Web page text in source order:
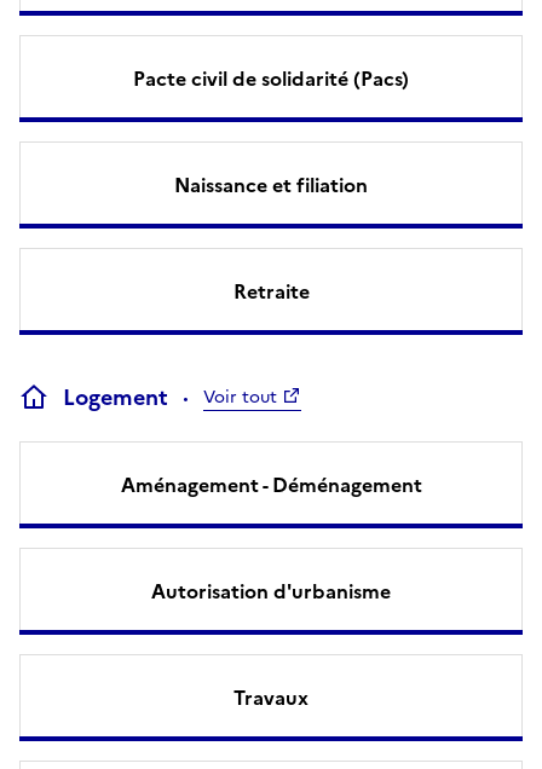
Pacte civil de solidarité (Pacs)
Naissance et filiation
Retraite
Logement Voir tout
Aménagement - Déménagement
Autorisation d'urbanisme
Travaux